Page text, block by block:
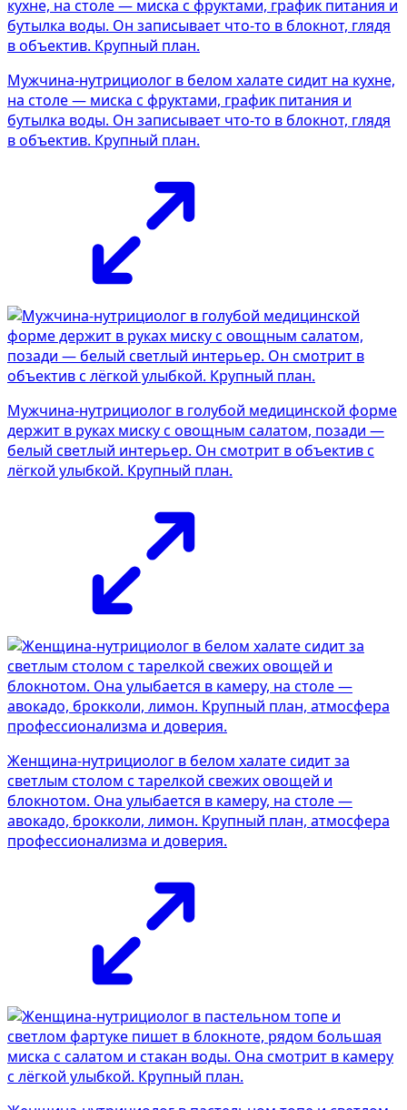
Мужчина-нутрициолог в белом халате сидит на кухне,
на столе — миска с фруктами, график питания и
бутылка воды. Он записывает что-то в блокнот, глядя
в объектив. Крупный план.
Мужчина-нутрициолог в голубой медицинской форме
держит в руках миску с овощным салатом, позади —
белый светлый интерьер. Он смотрит в объектив с
лёгкой улыбкой. Крупный план.
Женщина-нутрициолог в белом халате сидит за
светлым столом с тарелкой свежих овощей и
блокнотом. Она улыбается в камеру, на столе —
авокадо, брокколи, лимон. Крупный план, атмосфера
профессионализма и доверия.